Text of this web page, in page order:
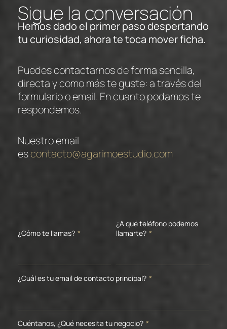
Sigue la conversación
Hemos dado el primer paso despertando
tu curiosidad, ahora te toca mover ficha.
Puedes contactarnos de forma sencilla,
directa y como más te guste: a través del
formulario o email. En cuanto podamos te
respondemos.
Nuestro email
escontacto@agarimoestudio.com
¿Cómo te llamas? *
¿A qué teléfono podemos
llamarte? *
¿Cuál es tu email de contacto principal? *
Cuéntanos, ¿Qué necesita tu negocio? *